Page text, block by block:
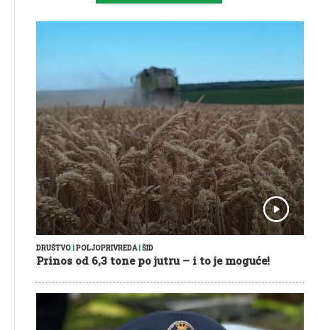
DRUŠTVO|POLJOPRIVREDA|ŠID
Prinos od 6,3 tone po jutru – i to je moguće!